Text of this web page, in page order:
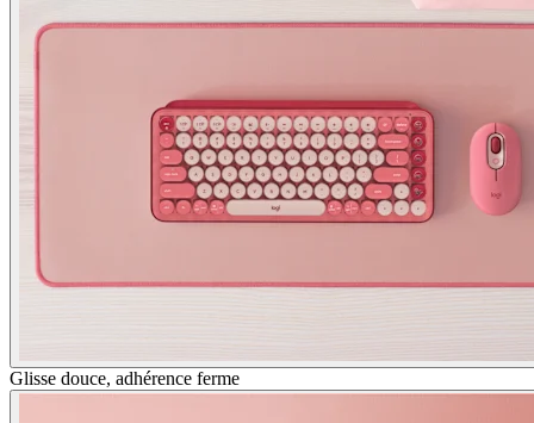
Glisse douce, adhérence ferme